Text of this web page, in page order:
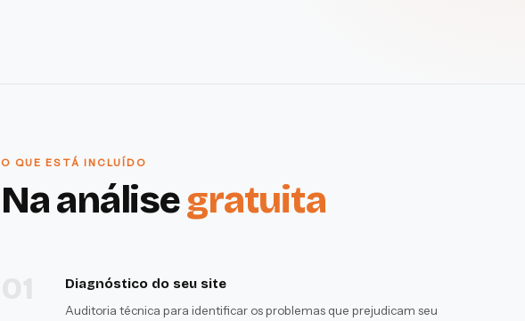
O QUE ESTÁ INCLUÍDO
Na análisegratuita
Diagnóstico do seu site
Auditoria técnica para identificar os problemas que prejudicam seu